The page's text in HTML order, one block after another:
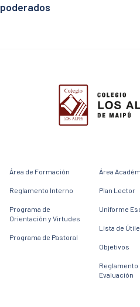
Área de Formación
Reglamento Interno
Programa de
Orientación y Virtudes
Programa de Pastoral
Área
Plan Lector
Uniforme
Lista de
Objetivos
Reglamento
Evaluación